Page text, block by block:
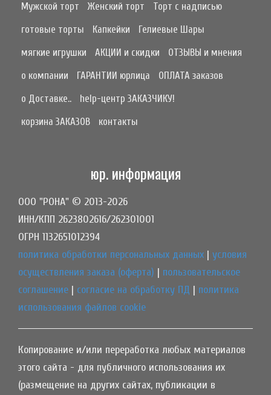
Мужской торт
Женский торт
Торт с надписью
готовые торты
Капкейки
Гелиевые Шары
мягкие игрушки
АКЦИИ и скидки
ОТЗЫВЫ и мнения
о компании
ГАРАНТИИ юрлица
ОПЛАТА заказов
о Доставке..
help-центр ЗАКАЗЧИКУ!
корзина ЗАКАЗОВ
контакты
юр. информация
ООО "РОНА" © 2013-2026
ИНН/КПП 2623802616/262301001
ОГРН 1132651012394
политика обработки персональных данных | условия
осуществления заказа (оферта) | пользовательское
соглашение | согласие на обработку ПД | политика
использования файлов cookie
Копирование и/или переработка любых материалов
этого сайта - для публичного использования их
(размещение на других сайтах, публикации в